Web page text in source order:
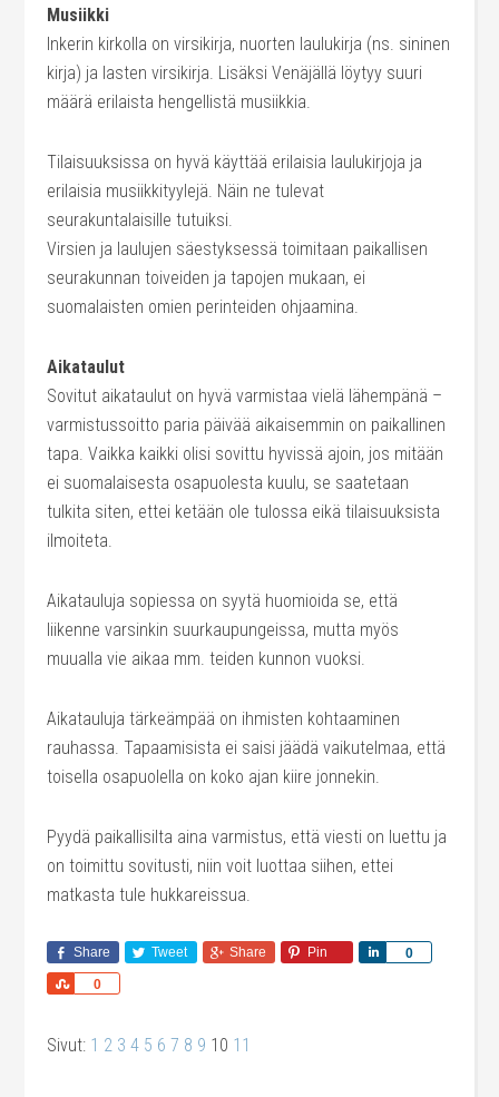
Musiikki
Inkerin kirkolla on virsikirja, nuorten laulukirja (ns. sininen
kirja) ja lasten virsikirja. Lisäksi Venäjällä löytyy suuri
määrä erilaista hengellistä musiikkia.
Tilaisuuksissa on hyvä käyttää erilaisia laulukirjoja ja
erilaisia musiikkityylejä. Näin ne tulevat
seurakuntalaisille tutuiksi.
Virsien ja laulujen säestyksessä toimitaan paikallisen
seurakunnan toiveiden ja tapojen mukaan, ei
suomalaisten omien perinteiden ohjaamina.
Aikataulut
Sovitut aikataulut on hyvä varmistaa vielä lähempänä –
varmistussoitto paria päivää aikaisemmin on paikallinen
tapa. Vaikka kaikki olisi sovittu hyvissä ajoin, jos mitään
ei suomalaisesta osapuolesta kuulu, se saatetaan
tulkita siten, ettei ketään ole tulossa eikä tilaisuuksista
ilmoiteta.
Aikatauluja sopiessa on syytä huomioida se, että
liikenne varsinkin suurkaupungeissa, mutta myös
muualla vie aikaa mm. teiden kunnon vuoksi.
Aikatauluja tärkeämpää on ihmisten kohtaaminen
rauhassa. Tapaamisista ei saisi jäädä vaikutelmaa, että
toisella osapuolella on koko ajan kiire jonnekin.
Pyydä paikallisilta aina varmistus, että viesti on luettu ja
on toimittu sovitusti, niin voit luottaa siihen, ettei
matkasta tule hukkareissua.
Share Tweet Share Pin 0
Share
0
Share
Sivut: 1 2 3 4 5 6 7 8 9 10 11